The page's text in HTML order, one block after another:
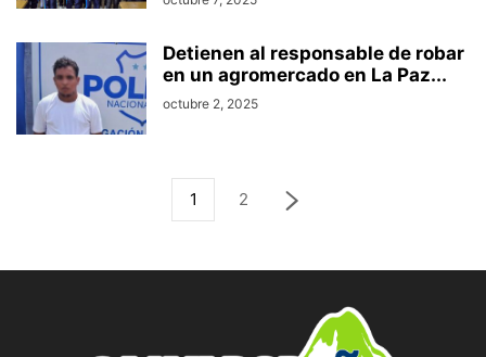
Detienen al responsable de robar
en un agromercado en La Paz...
octubre 2, 2025
1 2